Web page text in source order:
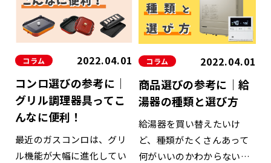
コンロ選びの参考に｜
グリル調理器具ってこ
んなに便利！
コラム 2022.04.01
最近のガスコンロは、グリ
ル機能が大幅に進化してい
商品選びの参考に｜給
湯器の種類と選び方
コラム 2022.04.01
給湯器を買い替えたいけ
ど、種類がたくさんあって
何がいいのかわからない…